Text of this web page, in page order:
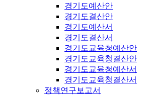
경기도예산안
경기도결산안
경기도예산서
경기도결산서
경기도교육청예산안
경기도교육청결산안
경기도교육청예산서
경기도교육청결산서
정책연구보고서